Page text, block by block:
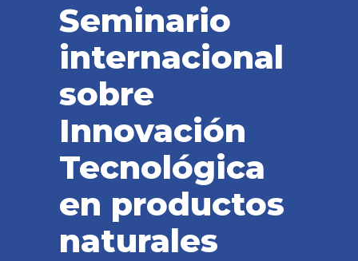
Seminario
internacional
sobre
Innovación
Tecnológica
en productos
naturales